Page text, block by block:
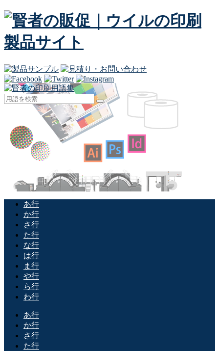
あ行
か行
さ行
た行
な行
は行
ま行
や行
ら行
わ行
あ行
か行
さ行
た行